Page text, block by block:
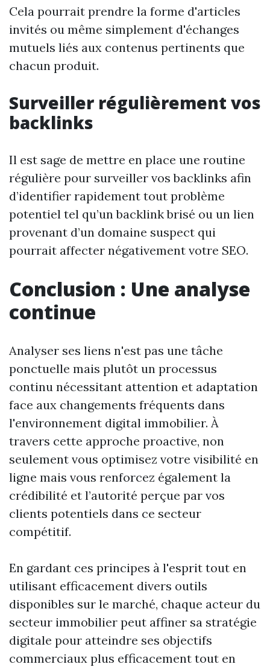
Cela pourrait prendre la forme d'articles
invités ou même simplement d'échanges
mutuels liés aux contenus pertinents que
chacun produit.
Surveiller régulièrement vos
backlinks
Il est sage de mettre en place une routine
régulière pour surveiller vos backlinks afin
d’identifier rapidement tout problème
potentiel tel qu’un backlink brisé ou un lien
provenant d’un domaine suspect qui
pourrait affecter négativement votre SEO.
Conclusion : Une analyse
continue
Analyser ses liens n'est pas une tâche
ponctuelle mais plutôt un processus
continu nécessitant attention et adaptation
face aux changements fréquents dans
l'environnement digital immobilier. À
travers cette approche proactive, non
seulement vous optimisez votre visibilité en
ligne mais vous renforcez également la
crédibilité et l’autorité perçue par vos
clients potentiels dans ce secteur
compétitif.
En gardant ces principes à l'esprit tout en
utilisant efficacement divers outils
disponibles sur le marché, chaque acteur du
secteur immobilier peut affiner sa stratégie
digitale pour atteindre ses objectifs
commerciaux plus efficacement tout en